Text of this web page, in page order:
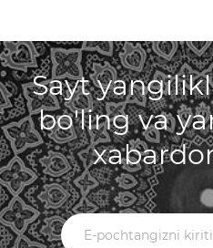
Sayt
bo'ling va